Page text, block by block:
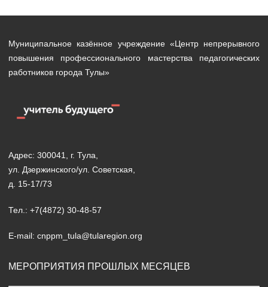
Муниципальное казённое учреждение «Центр непрерывного
повышения профессионального мастерства педагогических
работников города Тулы»
Адрес: 300041, г. Тула,
ул. Дзержинского/ул. Советская,
д. 15-17/73
Тел.: +7(4872) 30-48-57
E-mail: cnppm_tula@tularegion.org
МЕРОПРИЯТИЯ ПРОШЛЫХ МЕСЯЦЕВ